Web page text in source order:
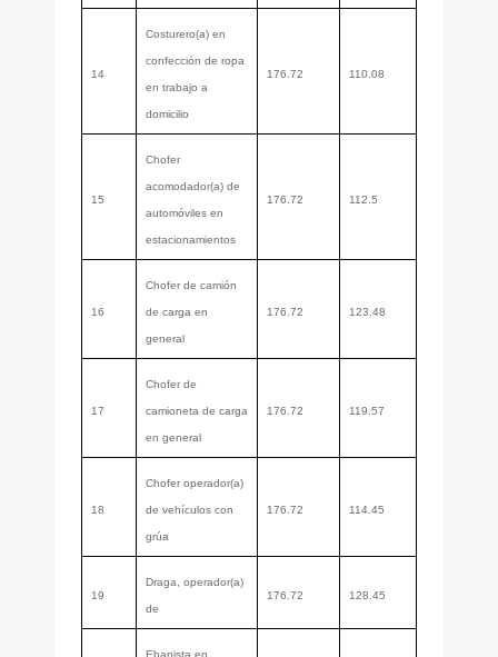
14
Costurero(a) en
confección de ropa
en trabajo a
domicilio
176.72 110.08
15
Chofer
acomodador(a) de
automóviles en
estacionamientos
176.72 112.5
16
Chofer de camión
de carga en
general
176.72 123.48
17
Chofer de
camioneta de carga
en general
176.72 119.57
18
Chofer operador(a)
de vehículos con
grúa
176.72 114.45
19
Draga, operador(a)
de
176.72 128.45
Ebanista en